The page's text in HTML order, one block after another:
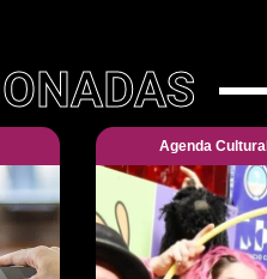
Agenda Cultural